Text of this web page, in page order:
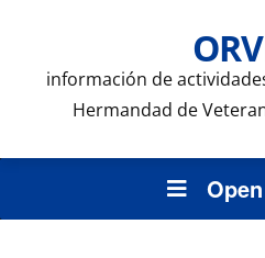
información de
Hermandad de